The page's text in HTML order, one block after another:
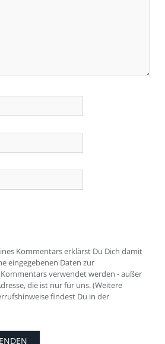
Kommentars erklärst Du Dich damit
eingegebenen Daten zur
verwendet werden - außer
die ist nur für uns. (Weitere
findest Du in der